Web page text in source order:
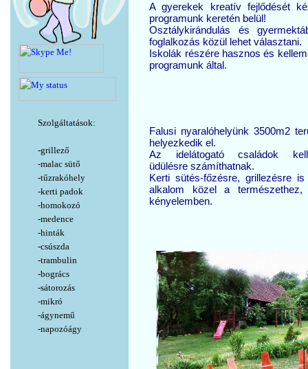
Szolgáltatások:
-grillező
-malac sütő
-tűzrakóhely
-kerti padok
-homokozó
-medence
-hinták
-csúszda
-trambulin
-bogrács
-sátorozás
-mikró
-ágynemű
-napozóágy
A gyerekek kreatív fejlődését
programunk keretén belül!
Osztálykirándulás és
foglalkozás közül lehet választani.
Iskolák részére hasznos és
programunk által.
Falusi nyaralóhelyünk 3500m2
helyezkedik el.
Az idelátogató családok
üdülésre számíthatnak.
Kerti sütés-főzésre, grillezésre
alkalom közel a természethez,
kényelemben.